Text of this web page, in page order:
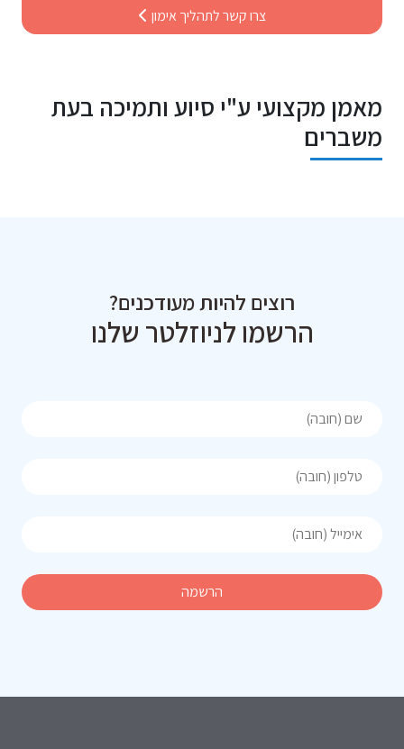
צרו קשר לתהליך אימון
מאמן מקצועי ע"י סיוע ותמיכה בעת
משברים
רוצים להיות מעודכנים?
הרשמו לניוזלטר שלנו